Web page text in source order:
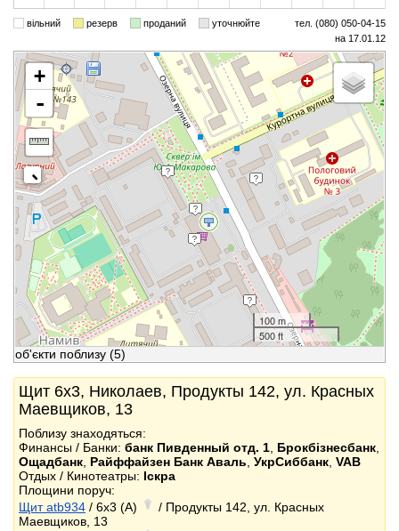
вільний резерв проданий уточнюйте
тел. (080) 050-04-15
на 17.01.12
+
-
100 m
500 ft
об'єкти поблизу (5)
Щит 6x3, Николаев, Продукты 142, ул. Красных
Маевщиков, 13
Поблизу знаходяться:
Финансы / Банки: банк Пивденный отд. 1 Брокбізнесбанк
Ощадбанк Райффайзен Банк Аваль УкрСиббанк VAB
Отдых / Кинотеатры: Іскра
Площини поруч:
Щит atb934 / 6x3 (A)
/ Продукты 142, ул. Красных
Маевщиков, 13